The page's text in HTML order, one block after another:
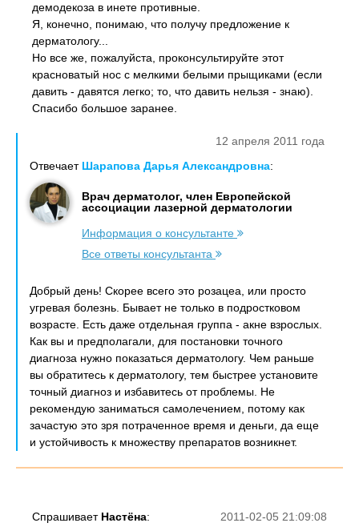
демодекоза в инете противные.
Я, конечно, понимаю, что получу предложение к
дерматологу...
Но все же, пожалуйста, проконсультируйте этот
красноватый нос с мелкими белыми прыщиками (если
давить - давятся легко; то, что давить нельзя - знаю).
Спасибо большое заранее.
12 апреля 2011 года
Отвечает Шарапова Дарья Александровна:
Врач дерматолог, член Европейской
ассоциации лазерной дерматологии
Информация о консультанте
Все ответы консультанта
Добрый день! Скорее всего это розацеа, или просто
угревая болезнь. Бывает не только в подростковом
возрасте. Есть даже отдельная группа - акне взрослых.
Как вы и предполагали, для постановки точного
диагноза нужно показаться дерматологу. Чем раньше
вы обратитесь к дерматологу, тем быстрее установите
точный диагноз и избавитесь от проблемы. Не
рекомендую заниматься самолечением, потому как
зачастую это зря потраченное время и деньги, да еще
и устойчивость к множеству препаратов возникнет.
2011-02-05 21:09:08
Спрашивает Настёна: